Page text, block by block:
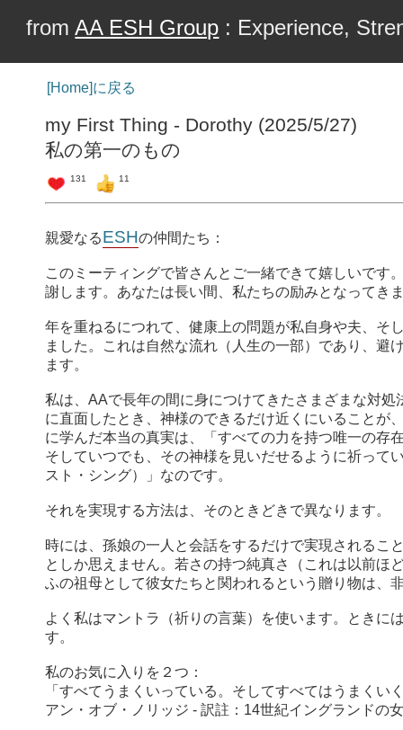
fromAA ESH Group : Experience,
[Home]に戻る
my First Thing - Dorothy (2025/5/27)
私の第一のもの
131 11
親愛なるESHの仲間たち：
このミーティングで皆さんとご一緒できて嬉しいです
謝します。あなたは長い間、私たちの励みとなってき
年を重ねるにつれて、健康上の問題が私自身や夫、そ
ました。これは自然な流れ（人生の一部）であり、
ます。
私は、AAで長年の間に身につけてきたさまざまな対
に直面したとき、神様のできるだけ近くにいることが
に学んだ本当の真実は、「すべての力を持つ唯一の存
そしていつでも、その神様を見いだせるように祈って
スト・シング）」なのです。
それを実現する方法は、そのときどきで異なります。
時には、孫娘の一人と会話をするだけで実現されるこ
としか思えません。若さの持つ純真さ（これは以前ほ
ふの祖母として彼女たちと関われるという贈り物は、
よく私はマントラ（祈りの言葉）を使います。ときに
す。
私のお気に入りを２つ：
「すべてうまくいっている。そしてすべてはうまく
アン・オブ・ノリッジ - 訳註：14世紀イングランドの